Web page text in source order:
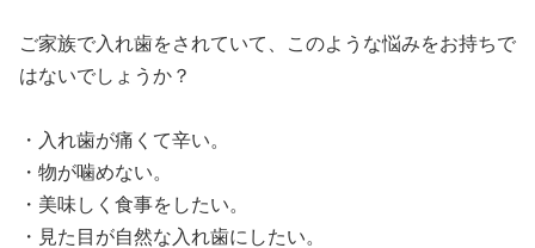
ご家族で入れ歯をされていて、このような悩みをお持ちで
はないでしょうか？
・入れ歯が痛くて辛い。
・物が噛めない。
・美味しく食事をしたい。
・見た目が自然な入れ歯にしたい。